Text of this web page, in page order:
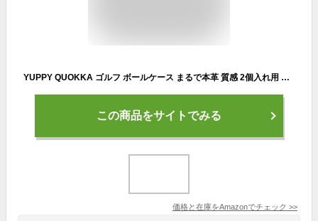
YUPPY QUOKKA ゴルフ ボールケース まるで本革 質感 2個入れ用 機能性 耐久性 高級 おしゃれ ゴルフボールケース コーディネート おしゃれ コンパクト シンプル ゴルフ ボールポーチ ベルトループ シンプル コンパクト 軽量 便利 丈夫 ボール入れ メンズ レディース ラウンド コンペ 景品 (ネイビー)
この商品をサイトでみる
価格と在庫をAmazonでチェック >>